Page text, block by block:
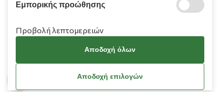
Χρειάζεστε βοήθεια;
Εμπορικής προώθησης
Προβολή λεπτομερειών
Αποδοχή όλων
Αποδοχή επιλογών